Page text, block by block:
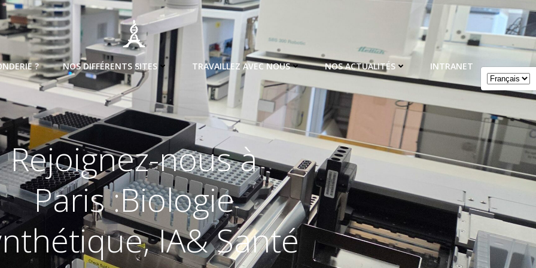
? NOS DIFFÉRENTS SITES TRAVAILLEZ AVEC NOUS NOS ACTUALITÉS INTRANET
Rejoignez-nous à
Paris :Biologie
IA& Santé